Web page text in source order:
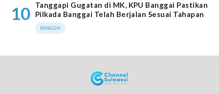
10
Tanggapi Gugatan di MK, KPU Banggai Pastikan
Pilkada Banggai Telah Berjalan Sesuai Tahapan
BANGGAI